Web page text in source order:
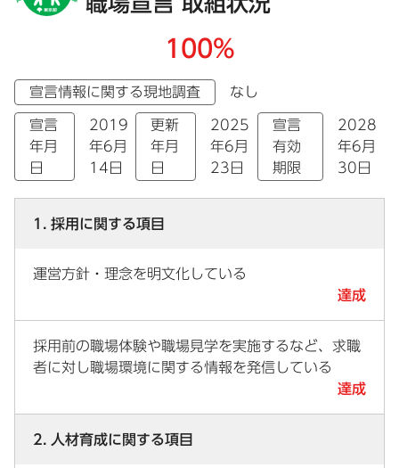
100%
宣言情報に関する現地調査 なし
宣言
年月
日
2019
年6月
14日
更新
年月
日
2025
年6月
23日
宣言
有効
期限
2028
年6月
30日
1. 採用に関する項目
運営方針・理念を明文化している
達成
採用前の職場体験や職場見学を実施するなど、求職
者に対し職場環境に関する情報を発信している
達成
2. 人材育成に関する項目